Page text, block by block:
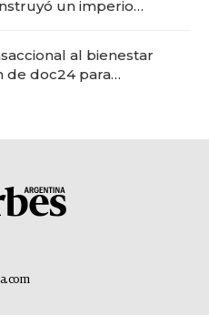
un imperio
al bienestar
de doc24 para